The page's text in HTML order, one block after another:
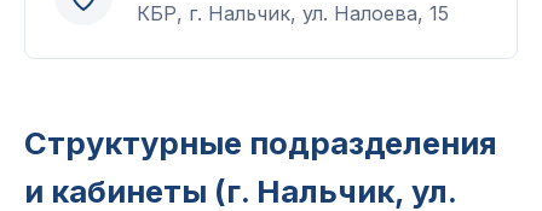
КБР, г. Нальчик, ул. Налоева, 15
Структурные подразделения
и кабинеты (г. Нальчик, ул.